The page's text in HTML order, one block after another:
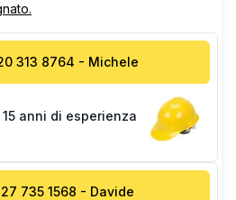
313 8764 - Michele
15 anni di esperienza
735 1568 - Davide